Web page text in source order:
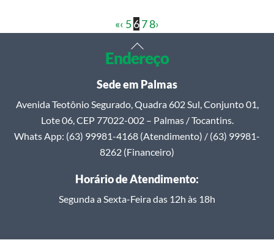
«‹ 5678›
Back
To
Top
Endereço
Sede em Palmas
Avenida Teotônio Segurado, Quadra 602 Sul, Conjunto 01,
Lote 06, CEP 77022-002 – Palmas / Tocantins.
Whats App: (63) 99981-4168 (Atendimento) / (63) 99981-
8262 (Financeiro)
Horário de Atendimento:
Segunda a Sexta-Feira das 12h às 18h